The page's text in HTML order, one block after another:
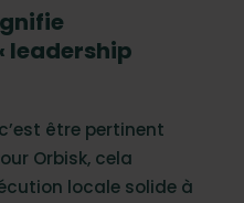
leadership
être pertinent
Orbisk, cela
locale solide à